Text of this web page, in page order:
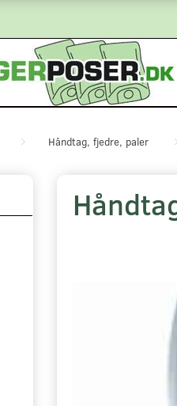
Håndtag, fjedre, paler